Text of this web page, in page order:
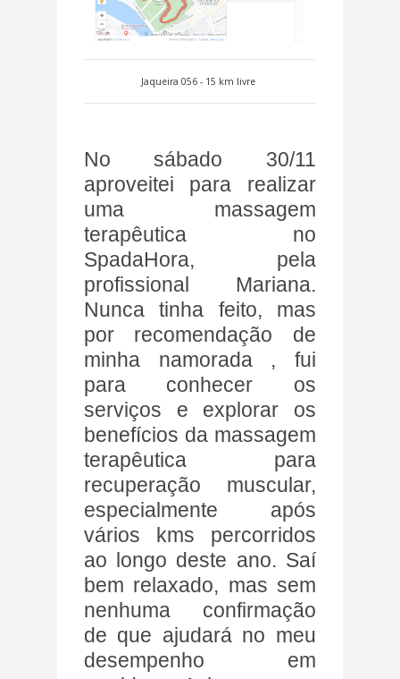
Jaqueira 056 - 15 km livre
No sábado 30/11
aproveitei para realizar
uma massagem
terapêutica no
SpadaHora, pela
profissional Mariana.
Nunca tinha feito, mas
por recomendação de
minha namorada , fui
para conhecer os
serviços e explorar os
benefícios da massagem
terapêutica para
recuperação muscular,
especialmente após
vários kms percorridos
ao longo deste ano. Saí
bem relaxado, mas sem
nenhuma confirmação
de que ajudará no meu
desempenho em